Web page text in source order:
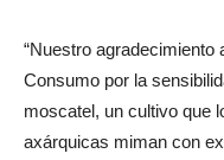
“Nuestro
Consumo por la
moscatel, un cultivo que
axárquicas miman con